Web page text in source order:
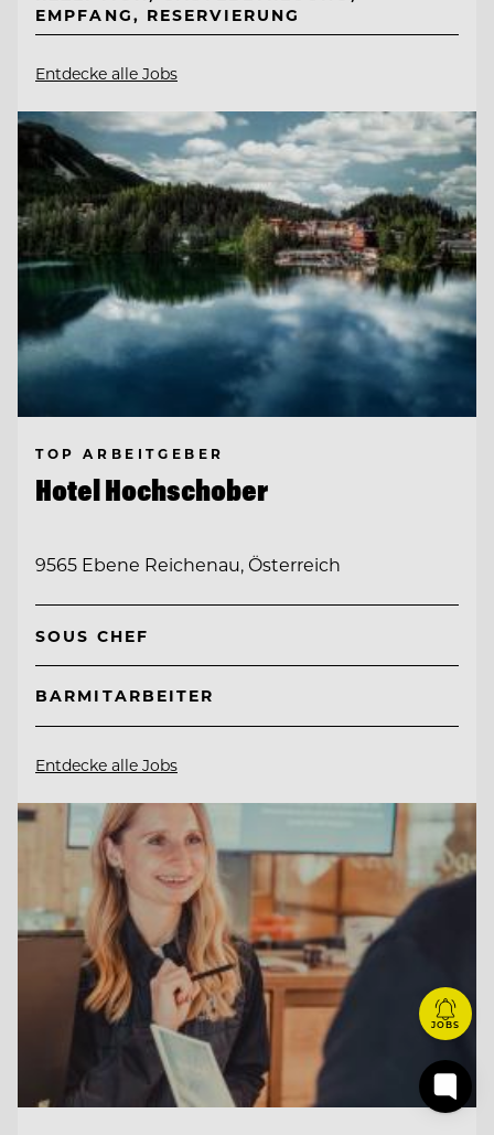
EMPFANG, RESERVIERUNG
Entdecke alle Jobs
TOP ARBEITGEBER
Hotel Hochschober
9565 Ebene Reichenau, Österreich
SOUS CHEF
BARMITARBEITER
Entdecke alle Jobs
JOBS